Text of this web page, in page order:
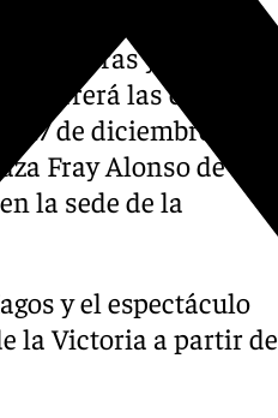
la veladilla
horas y el 24 de
las calles
27 de diciembre
Fray Alonso de
la sede de la
y el espectáculo
la Victoria a partir de